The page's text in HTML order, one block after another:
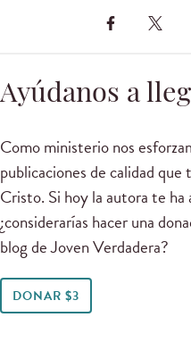
Ayúdanos a
Como ministerio nos
publicaciones de calidad
Cristo. Si hoy la autora te
¿considerarías hacer una
blog de Joven Verdadera?
DONAR $3